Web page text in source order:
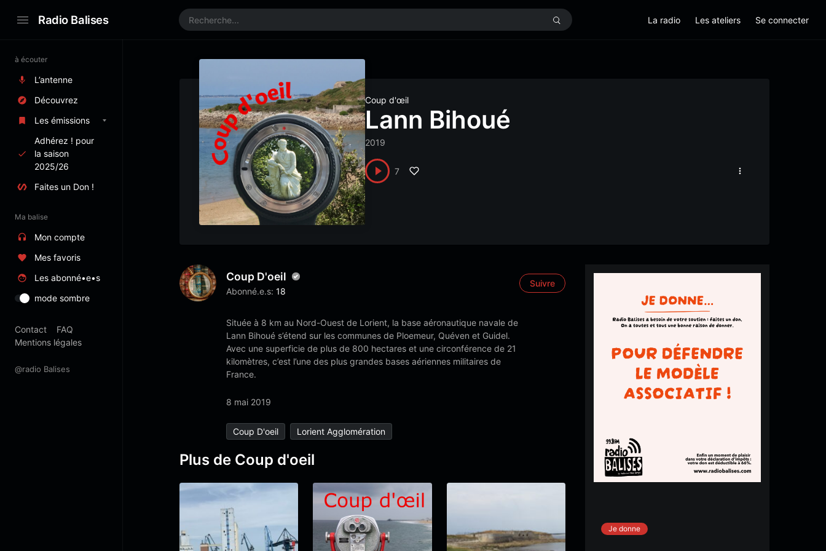
Radio Balises La radio Les ateliers Se connecter
à écouter
L’antenne
Découvrez
Les émissions
Adhérez ! pour
la saison
2025/26
Faites un Don !
Ma balise
Mon compte
Mes favoris
Les abonné•e•s
mode sombre
Contact
FAQ
Mentions légales
@radio Balises
Coup d'œil
Lann Bihoué
2019
7
Coup D'oeil
Abonné.e.s: 18
Suivre
Située à 8 km au Nord-Ouest de Lorient, la base aéronautique navale de
Lann Bihoué s’étend sur les communes de Ploemeur, Quéven et Guidel.
Avec une superficie de plus de 800 hectares et une circonférence de 21
kilomètres, c’est l’une des plus grandes bases aériennes militaires de
France.
8 mai 2019
Coup D'oeil Lorient Agglomération
Plus de Coup d'oeil
Je donne